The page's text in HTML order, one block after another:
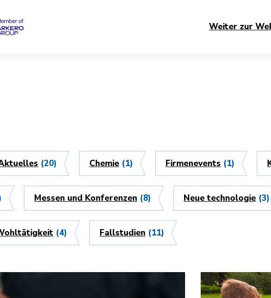
Weiter zur
(20) Chemie (1) Firmenevents (1)
Messen und Konferenzen (8) Neue technologie (3)
(4) Fallstudien (11)